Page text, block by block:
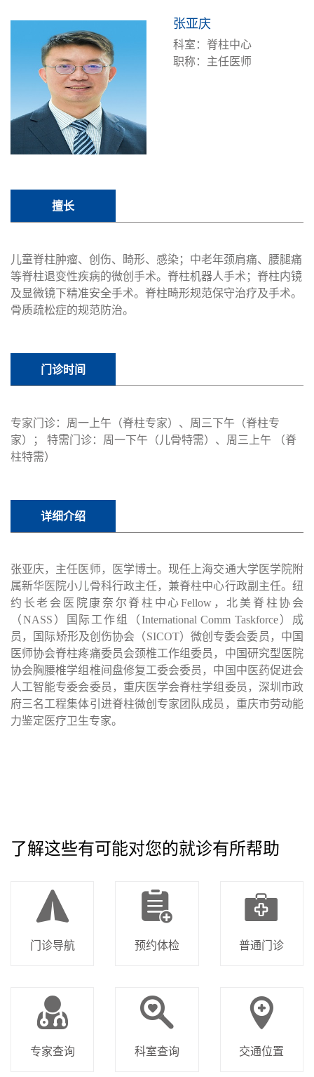
张亚庆
科室：脊柱中心
职称：主任医师
擅长
儿童脊柱肿瘤、创伤、畸形、感染；中老年颈肩痛、腰腿痛
等脊柱退变性疾病的微创手术。脊柱机器人手术；脊柱内镜
及显微镜下精准安全手术。脊柱畸形规范保守治疗及手术。
骨质疏松症的规范防治。
门诊时间
专家门诊：周一上午（脊柱专家）、周三下午（脊柱专
家）； 特需门诊：周一下午（儿骨特需）、周三上午 （脊
柱特需）
详细介绍
张亚庆， 主任医师，
医学博士。现任上海交通大学医学院附
属新华医院小儿骨科行政主任，兼脊柱中心行政副主任。纽
约长老会医院康奈尔脊柱中心Fellow，北美脊柱协会
（NASS）国际工作组（International Comm Taskforce）成
员，国际矫形及创伤协会（SICOT）微创专委会委员，中国
医师协会脊柱疼痛委员会颈椎工作组委员，中国研究型医院
协会胸腰椎学组椎间盘修复工委会委员，中国中医药促进会
人工智能专委会委员，重庆医学会脊柱学组委员，深圳市政
府三名工程集体引进脊柱微创专家团队成员，重庆市劳动能
力鉴定医疗卫生专家。
了解这些有可能对您的就诊有所帮助
门诊导航 预约体检 普通门诊
专家查询 科室查询 交通位置